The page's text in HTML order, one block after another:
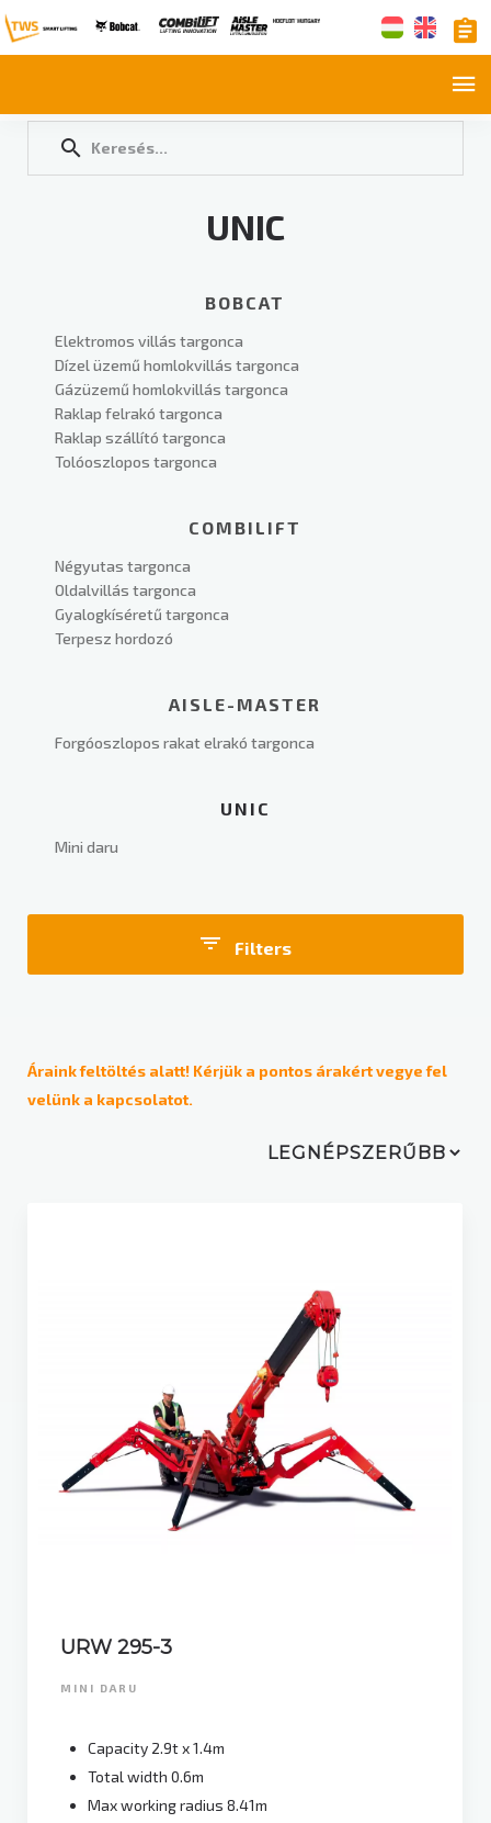
UNIC
BOBCAT
Elektromos villás targonca
Dízel üzemű homlokvillás targonca
Gázüzemű homlokvillás targonca
Raklap felrakó targonca
Raklap szállító targonca
Tolóoszlopos targonca
COMBILIFT
Négyutas targonca
Oldalvillás targonca
Gyalogkíséretű targonca
Terpesz hordozó
AISLE-MASTER
Forgóoszlopos rakat elrakó targonca
UNIC
Mini daru
Filters
Dizel
Elektromos
Áraink feltöltés alatt! Kérjük a pontos árakért vegye fel
velünk a kapcsolatot.
URW 295-3
MINI DARU
Capacity 2.9t x 1.4m
Total width 0.6m
Max working radius 8.41m